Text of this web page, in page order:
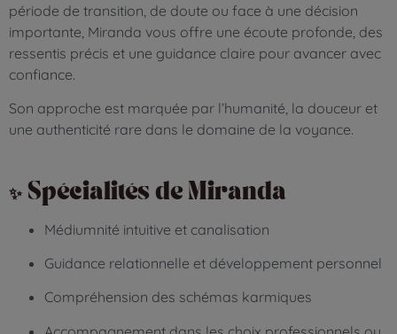
période de transition, de doute ou face à une décision
importante, Miranda vous offre une écoute profonde, des
ressentis précis et une guidance claire pour avancer avec
confiance.
Son approche est marquée par l’humanité, la douceur et
une authenticité rare dans le domaine de la voyance.
✨ Spécialités de Miranda
Médiumnité intuitive et canalisation
Guidance relationnelle et développement personnel
Compréhension des schémas karmiques